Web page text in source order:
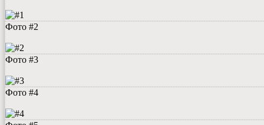
Фото #2
Фото #3
Фото #4